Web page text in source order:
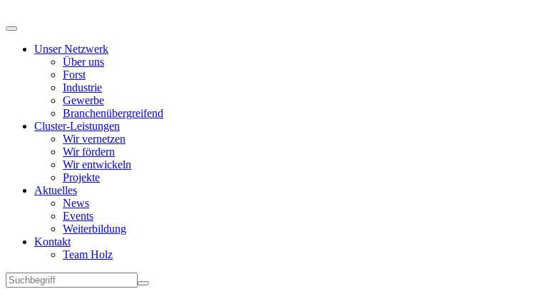
Unser Netzwerk
Über uns
Forst
Industrie
Gewerbe
Branchenübergreifend
Cluster-Leistungen
Wir vernetzen
Wir fördern
Wir entwickeln
Projekte
Aktuelles
News
Events
Weiterbildung
Kontakt
Team Holz